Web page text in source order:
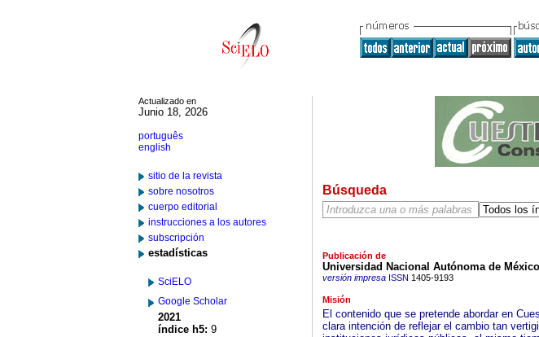
Actualizado en
Junio 18, 2026
português
english
sitio de la revista
sobre nosotros
cuerpo editorial
instrucciones a los autores
subscripción
estadísticas
SciELO
Google Scholar
2021
índice h5: 9
Búsqueda
Publicación de
Universidad Nacional Autónoma de
versión impresaISSN 1405-9193
Misión
El contenido que se pretende abordar en
clara intención de reflejar el cambio tan